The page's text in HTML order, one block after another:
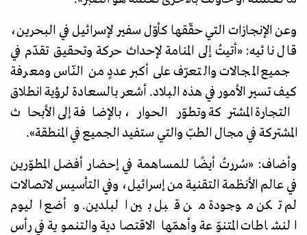
وعن الإنجازات التي حقّقها كأوّل سفير لإسرائيل في البحرين،
قال نائيه: «أتيتُ إلى المنامة لإحداث حركة وتحقيق تقدّم في
جميع المجالات والتعرّف على أكبر عددٍ من النّاس ومعرفة
كيف تسير الأمور في هذه البلاد. أشعر بالسعادة لرؤية انطلاق
التجارة المشتركة وتطوّر الحوار، بالإضافة إلى الأبحاث
المشتركة في مجال الطبّ والتي ستفيد الجميع في المنطقة»
.
وأضاف:«سُررتُ أيضًا للمساهمة في إحضار أفضل المطوّرين
في عالم الأنظمة التقنية من إسرائيل، وفي التأسيس لاتصالات
لم تكن موجودة من قبل بين البلدين. وأضع اليوم
النشاطات المتنوّعة وأهمّها الاقتصادية والتنموية في رأس